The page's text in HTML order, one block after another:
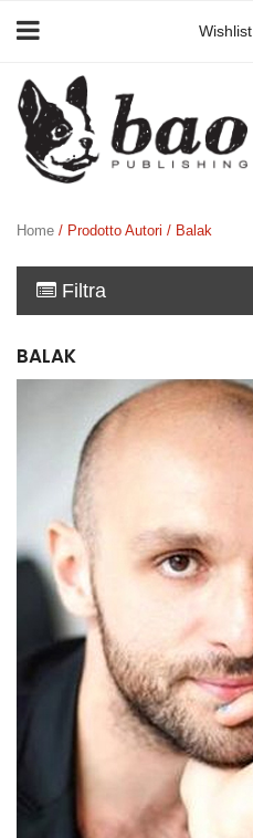
Wishlist
Home / Prodotto Autori / Balak
Filtra
BALAK